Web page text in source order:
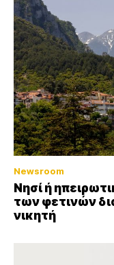
Newsroom
Νησί ή
των φετινών
νικητή